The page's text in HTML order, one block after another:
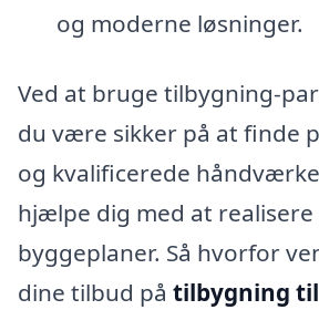
og moderne løsninger.
Ved at bruge tilbygning-
du være sikker på at finde
og kvalificerede
hjælpe dig med at realisere
byggeplaner. Så hvorfor
dine tilbud på tilbygning